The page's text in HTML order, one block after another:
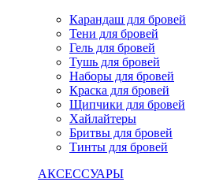
Карандаш для бровей
Тени для бровей
Гель для бровей
Тушь для бровей
Наборы для бровей
Краска для бровей
Щипчики для бровей
Хайлайтеры
Бритвы для бровей
Тинты для бровей
АКСЕССУАРЫ